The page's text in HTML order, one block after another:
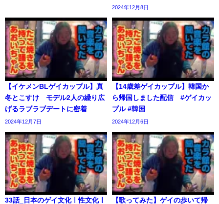
2024年12月8日
【イケメンBLゲイカップル】真
冬とこすけ モデル2人の繰り広
げるラブラブデートに密着
2024年12月7日
【14歳差ゲイカップル】韓国か
ら帰国しました配信 #ゲイカッ
プル #韓国
2024年12月6日
33話_日本のゲイ文化ㅣ性文化ㅣ
【歌ってみた】ゲイの歩いて帰